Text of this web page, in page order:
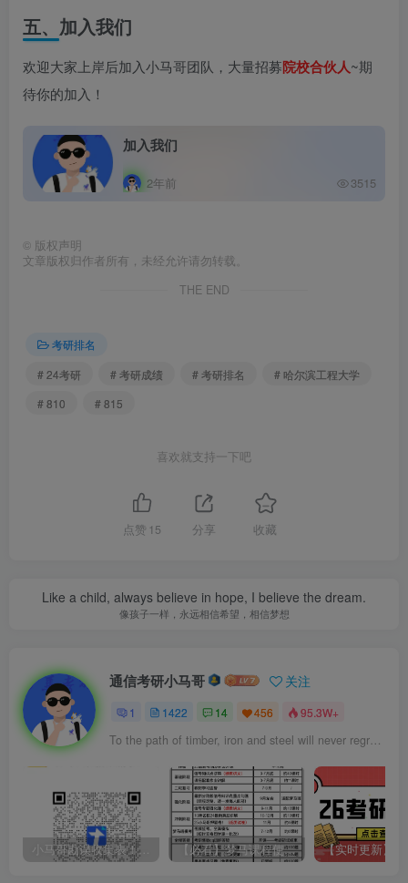
五、加入我们
欢迎大家上岸后加入小马哥团队，大量招募院校合伙人~期
待你的加入！
加入我们
2年前 3515
© 版权声明
文章版权归作者所有，未经允许请勿转载。
THE END
考研排名
# 24考研
# 考研成绩 # 考研排名
# 哈尔滨工程大学
# 810
# 815
喜欢就支持一下吧
点赞 15 分享 收藏
Like a child, always believe in hope, I believe the dream.
像孩子一样，永远相信希望，相信梦想
通信考研小马哥 关注
1 1422 14 456 95.3W+
To the path of timber, iron and steel will never regret bright spray of molten steel was abandoned.
小马哥勘误收集表！感谢您的支持！ 【必看】梦马课程使用方法！